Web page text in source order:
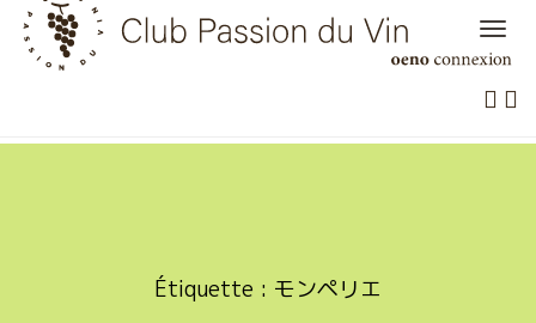
Skip
content
Étiquette : モンペリエ